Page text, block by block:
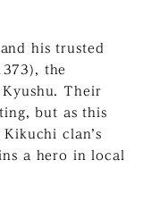
his trusted
the
Their
but as this
clan’s
a hero in local